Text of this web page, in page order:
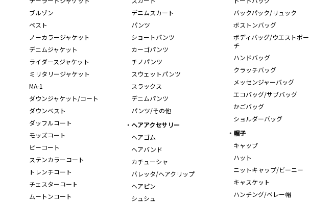
ブルゾン
ベスト
ノーカラージャケット
デニムジャケット
ライダースジャケット
ミリタリージャケット
MA-1
ダウンジャケット/コート
ダウンベスト
ダッフルコート
モッズコート
ピーコート
ステンカラーコート
トレンチコート
チェスターコート
ムートンコート
デニムスカート
パンツ
ショートパンツ
カーゴパンツ
チノパンツ
スウェットパンツ
スラックス
デニムパンツ
パンツ/その他
バックパック/リュック
ボストンバッグ
ボディバッグ/ウエストポー
チ
ハンドバッグ
クラッチバッグ
メッセンジャーバッグ
エコバッグ/サブバッグ
かごバッグ
ショルダーバッグ
ヘアアクセサリー
ヘアゴム
ヘアバンド
カチューシャ
バレッタ/ヘアクリップ
ヘアピン
シュシュ
帽子
キャップ
ハット
ニットキャップ/ビーニー
キャスケット
ハンチング/ベレー帽